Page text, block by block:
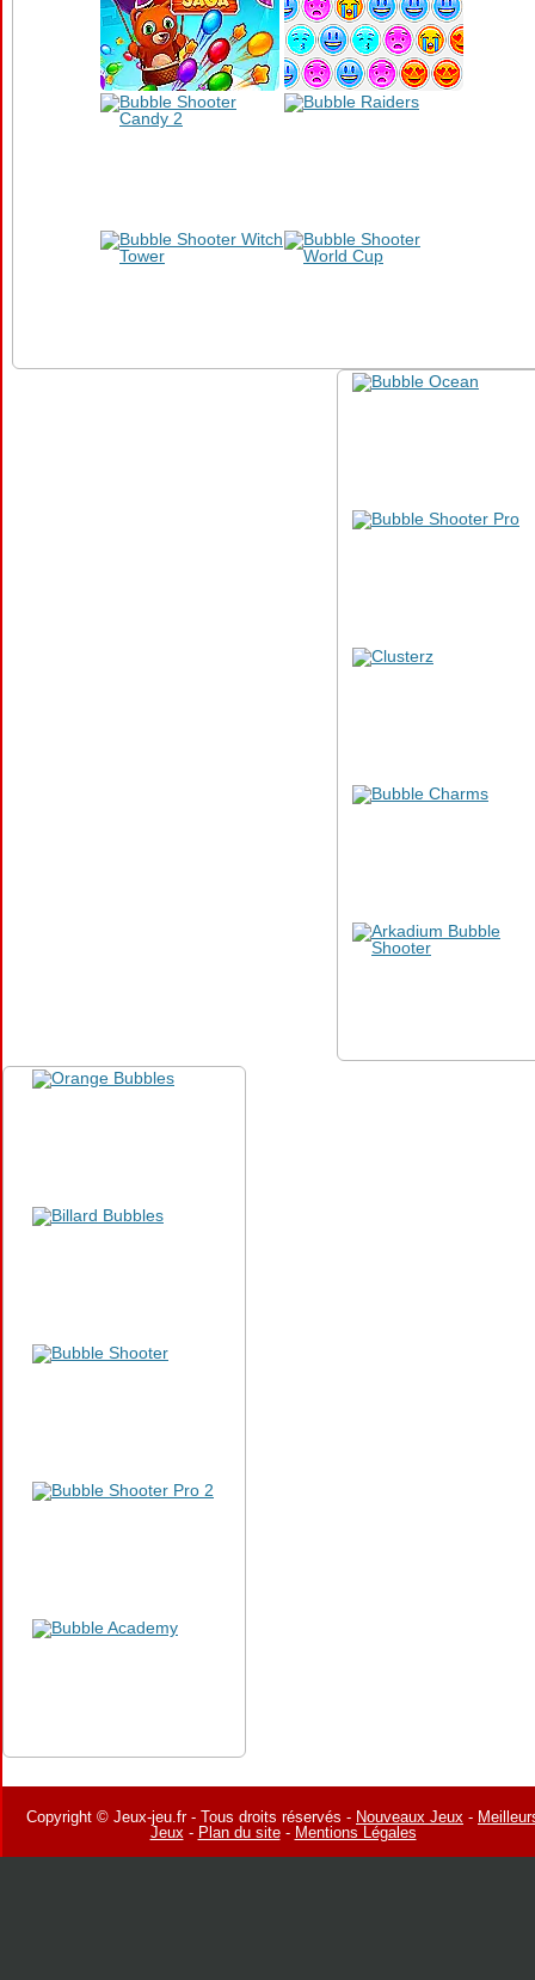
Copyright © Jeux-jeu.fr - Tous droits réservés - Nouveaux Jeux -
Jeux- Plan du site- Mentions Légales